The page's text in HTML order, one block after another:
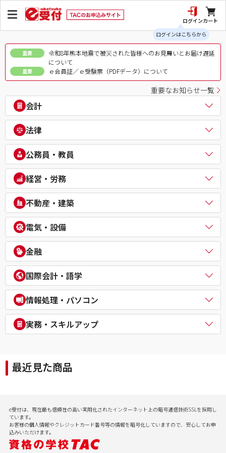
ログイン
ログインはこちらから
カート
重要
令和8年熊本地震で被災された皆様へのお見舞いとお届け遅延
について
重要 ｅ会員証／ｅ受験票（PDFデータ）について
重要なお知らせ一覧
会計
公認会計士
税理士
簿記検定（日商・全経上級）
ビジネス会計検定®
建設業経理士検定
IPO実務検定
財務報告実務検定
経理・財務スキル検定（FASS）
簿記チャンピオン大会
法律
司法書士
行政書士
弁理士
通関士
ビジネス実務法務検定試験®
知的財産管理技能検定®
公務員・教員
公務員（地方上級・市役所・国家一般職）
理系公務員（技術職）
公務員（心理系）
警察官・消防官
公務員（国家総合職）
公務員（外交官 (外務省専門職)）
公務員（経験者採用・氷河期採用）
教員採用試験
教員資格認定試験
経営・労務
社会保険労務士
衛生管理者
中小企業診断士
ビジネスマネジャー検定試験®
統計検定®/ビジネス数学検定・数学検定・算数検定
企業経営アドバイザー
ＤＸ経営アドバイザー
経営承継アドバイザー
事業再生士補
不動産・建築
不動産鑑定士
宅地建物取引士
建築士
１級建築施工管理技士
マンション管理士／管理業務主任者
賃貸不動産経営管理士
１級土木施工管理技士
電気・設備
電気主任技術者（電験二種／三種）
電気工事士
危険物取扱者
消防設備士
１級電気工事施工管理技士
第三種冷凍機械責任者
二級ボイラー技士
金融
FP（ファイナンシャルプランナー）
証券アナリスト
CFA®
証券外務員
プライベートバンカー(PB)
DCプランナー
貸金業務取扱主任者
国際会計・語学
米国公認会計士（USCPA）
米国税理士（EA）
米国公認管理会計士（USCMA）
公認内部監査人（CIA）
TOEIC® L&R TEST対策講座
情報処理・パソコン
情報処理
パソコンスクール（パソコンビジネススキル・MOS・VBA・Jav
実務・スキルアップ
病院経営実務
社会保険労務士実務
記憶力（アクティブ・ブレイン）
会計実務
最近見た商品
e受付は、現在最も信頼性の高い実用化されたインターネット上の暗号通信技術SSLを採用し
ています。
お客様の個人情報やクレジットカード番号等の情報を暗号化していますので、安心してお申
込みいただけます。